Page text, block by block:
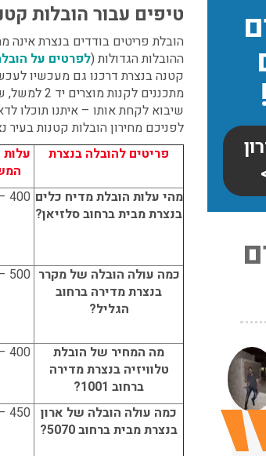
★
★
★
★
★
אריזה
עודכן לאחרונה: 30/03/2026,
12:23
טיפים עבור הובלות
הובלת פריטים בודדים בנצרת
ההובלות הגדולות (לפרטים על
קטנה בנצרת דרכנו גם מעכשיו
מתכננים
שיבוא לקחת אותו – איתנו תוכלו
לפניכם מחירון הובלות קטנות בעיר
פריטים להובלה בנצרת
מהי עלות הובלת מדיח כלים
בנצרת מבית ברחוב סלזיאן?
400 – 250 ₪
כמה עולה הובלה של מקרר
בנצרת מדירה ברחוב
הגליל?
500 – 250 ₪
מה המחיר של הובלת
טלוויזיה בנצרת מדירה
ברחוב 1001?
400 – 250 ₪
כמה עולה הובלה של ארון
בנצרת מבית ברחוב 5070?
450 – 250 ₪